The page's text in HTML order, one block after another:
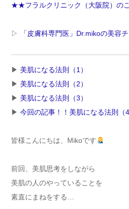
★★フラルクリニック（大阪院）の
▷ 「皮膚科専門医」Dr.mikoの美容
▶︎ 美肌になる法則（1）
▶︎ 美肌になる法則（2）
▶︎ 美肌になる法則（3）
▶︎ 今回の記事！！美肌になる法則（4
皆様こんにちは、Mikoです
前回、美肌思考をしながら
美肌の人のやっていることを
素直にまねをする…